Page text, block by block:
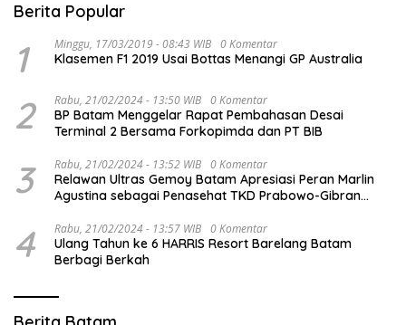
Berita Popular
1 Minggu, 17/03/2019 - 08:43 WIB 0 Komentar
Klasemen F1 2019 Usai Bottas Menangi GP Australia
2 Rabu, 21/02/2024 - 13:50 WIB 0 Komentar
BP Batam Menggelar Rapat Pembahasan Desai
Terminal 2 Bersama Forkopimda dan PT BIB
3 Rabu, 21/02/2024 - 13:52 WIB 0 Komentar
Relawan Ultras Gemoy Batam Apresiasi Peran Marlin
Agustina sebagai Penasehat TKD Prabowo-Gibran
4 Rabu, 21/02/2024 - 13:57 WIB 0 Komentar
Ulang Tahun ke 6 HARRIS Resort Barelang Batam
Berbagi Berkah